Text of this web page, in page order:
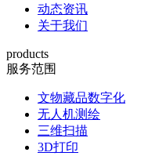
动态资讯
关于我们
products
服务范围
文物藏品数字化
无人机测绘
三维扫描
3D打印